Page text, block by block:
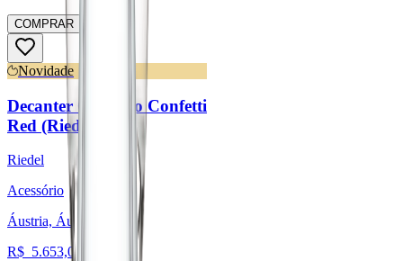
COMPRAR
Novidade
Decanter Cornetto Confetti
Red (Riedel)
Riedel
Acessório
Áustria, Áustria
R$ 5.653,01